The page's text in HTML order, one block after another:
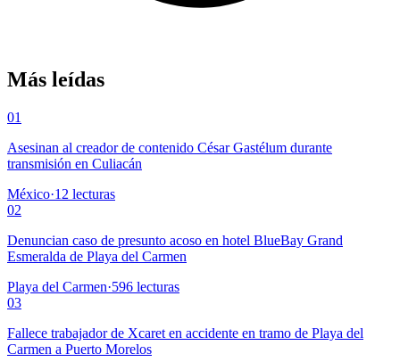
Más leídas
01
Asesinan al creador de contenido César Gastélum durante
transmisión en Culiacán
México·12 lecturas
02
Denuncian caso de presunto acoso en hotel BlueBay Grand
Esmeralda de Playa del Carmen
Playa del Carmen·596 lecturas
03
Fallece trabajador de Xcaret en accidente en tramo de Playa del
Carmen a Puerto Morelos